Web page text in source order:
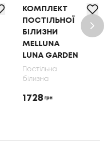
КОМПЛЕКТ
ПОСТІЛЬНОЇ
БІЛИЗНИ
MELLUNA
LUNA GARDEN
Постільна
білизна
1728 грн